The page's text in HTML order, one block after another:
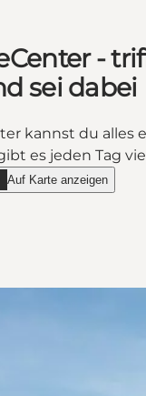
-
sei dabei
kannst du
es jeden Tag
-
Auf Karte anzeigen
Ribe VikingeCenter -